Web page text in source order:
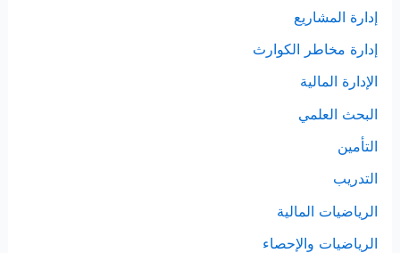
إدارة المشاريع
إدارة مخاطر الكوارث
الإدارة المالية
البحث العلمي
التأمين
التدريب
الرياضيات المالية
الرياضيات والإحصاء